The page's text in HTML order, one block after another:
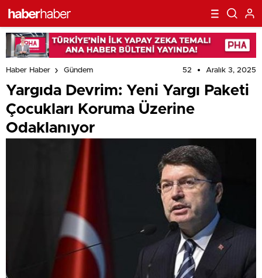
Haber Haber Gündem 52 Aralık 3, 2025
Yargıda Devrim: Yeni Yargı Paketi
Çocukları Koruma Üzerine
Odaklanıyor